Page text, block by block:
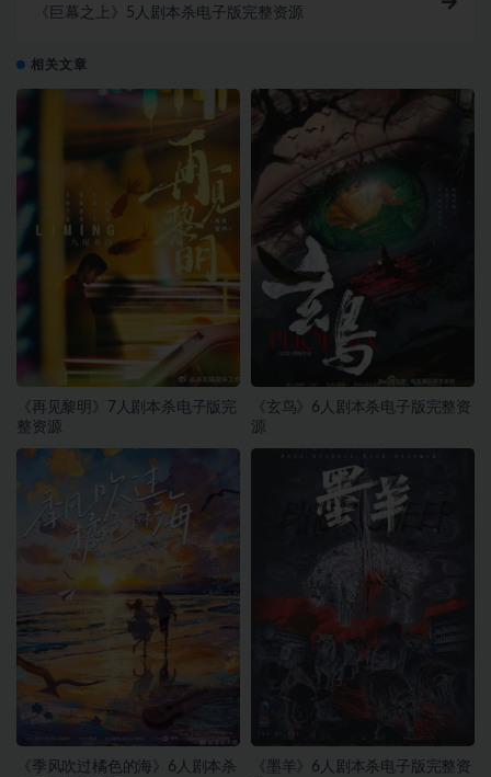
《巨幕之上》5人剧本杀电子版完整资源
相关文章
《再见黎明》7人剧本杀电子版完
整资源
《玄鸟》6人剧本杀电子版完整资
源
《季风吹过橘色的海》6人剧本杀
《墨羊》6人剧本杀电子版完整资